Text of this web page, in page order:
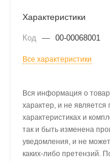
Характеристики
Код — 00-00068001
Все характеристики
Вся информация о
характер, и не
характеристиках и
так и быть изменена
уведомления, и не
каких-либо претензий.